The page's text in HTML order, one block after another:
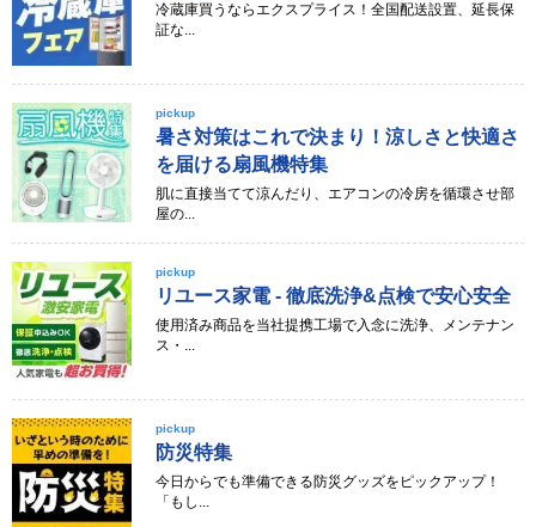
冷蔵庫買うならエクスプライス！全国配送設置、延長保
証な...
pickup
暑さ対策はこれで決まり！涼しさと快適さ
を届ける扇風機特集
肌に直接当てて涼んだり、エアコンの冷房を循環させ部
屋の...
pickup
リユース家電 - 徹底洗浄&点検で安心安全
使用済み商品を当社提携工場で入念に洗浄、メンテナン
ス・...
pickup
防災特集
今日からでも準備できる防災グッズをピックアップ！
「もし...